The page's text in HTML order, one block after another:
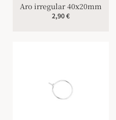
Aro irregular 40x20mm
2,90€